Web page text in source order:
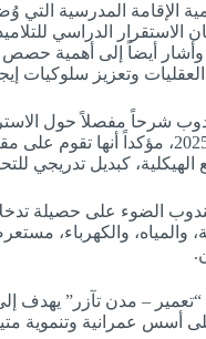
الإقامة المدرسية
الدراسي
وأشار أيضاً إلى أهمية
وتعزيز سلوكيات
شرحاً مفصلاً حول
بتاريخ 13 مارس 2025، مؤكداً
كبديل تدريجي
الضوء على حصيلة
والمياه، والكهرباء،
– مدن تآزر” يهدف
على أسس عمرانية وتنموية